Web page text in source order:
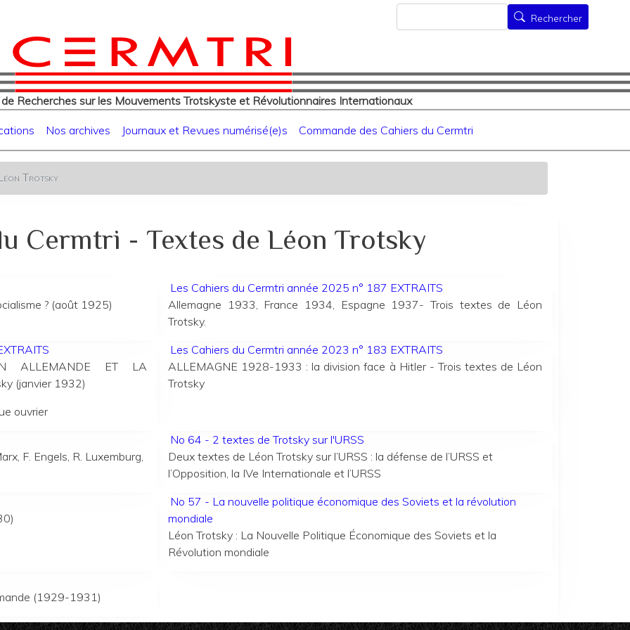
contenu
principal
Recherches sur les Mouvements Trotskyste et Révolutionnaires Internationaux
Rechercher
Rechercher
Nos archives Journaux et Revues numérisé(e)s Commande des Cahiers du Cermtri
Trotsky
Cermtri - Textes de Léon Trotsky
? (août 1925)
Les Cahiers du Cermtri année 2025 n° 187 EXTRAITS
Allemagne 1933, France 1934, Espagne 1937- Trois textes de Léon
Trotsky.
ALLEMANDE ET LA
(janvier 1932)
ouvrier
Les Cahiers du Cermtri année 2023 n° 183 EXTRAITS
ALLEMAGNE 1928-1933 : la division face à Hitler - Trois textes de Léon
Trotsky
F. Engels, R. Luxemburg,
No 64 - 2 textes de Trotsky sur l'URSS
Deux textes de Léon Trotsky sur l’URSS : la défense de l’URSS et
l’Opposition, la IVe Internationale et l’URSS
No 57 - La nouvelle politique économique des Soviets et la révolution
mondiale
Léon Trotsky : La Nouvelle Politique Économique des Soviets et la
Révolution mondiale
(1929-1931)